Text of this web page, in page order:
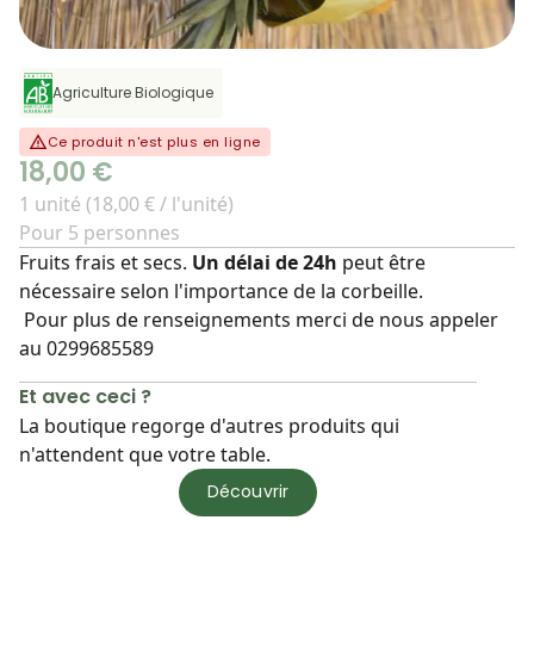
Agriculture Biologique
Ce produit n'est plus en ligne
18,00 €
1 unité (18,00 € / l'unité)
Pour 5 personnes
Fruits frais et secs. Un délai de 24h peut être
nécessaire selon l'importance de la corbeille.
Pour plus de renseignements merci de nous appeler
au 0299685589
Et avec ceci ?
La boutique regorge d'autres produits qui
n'attendent que votre table.
Découvrir